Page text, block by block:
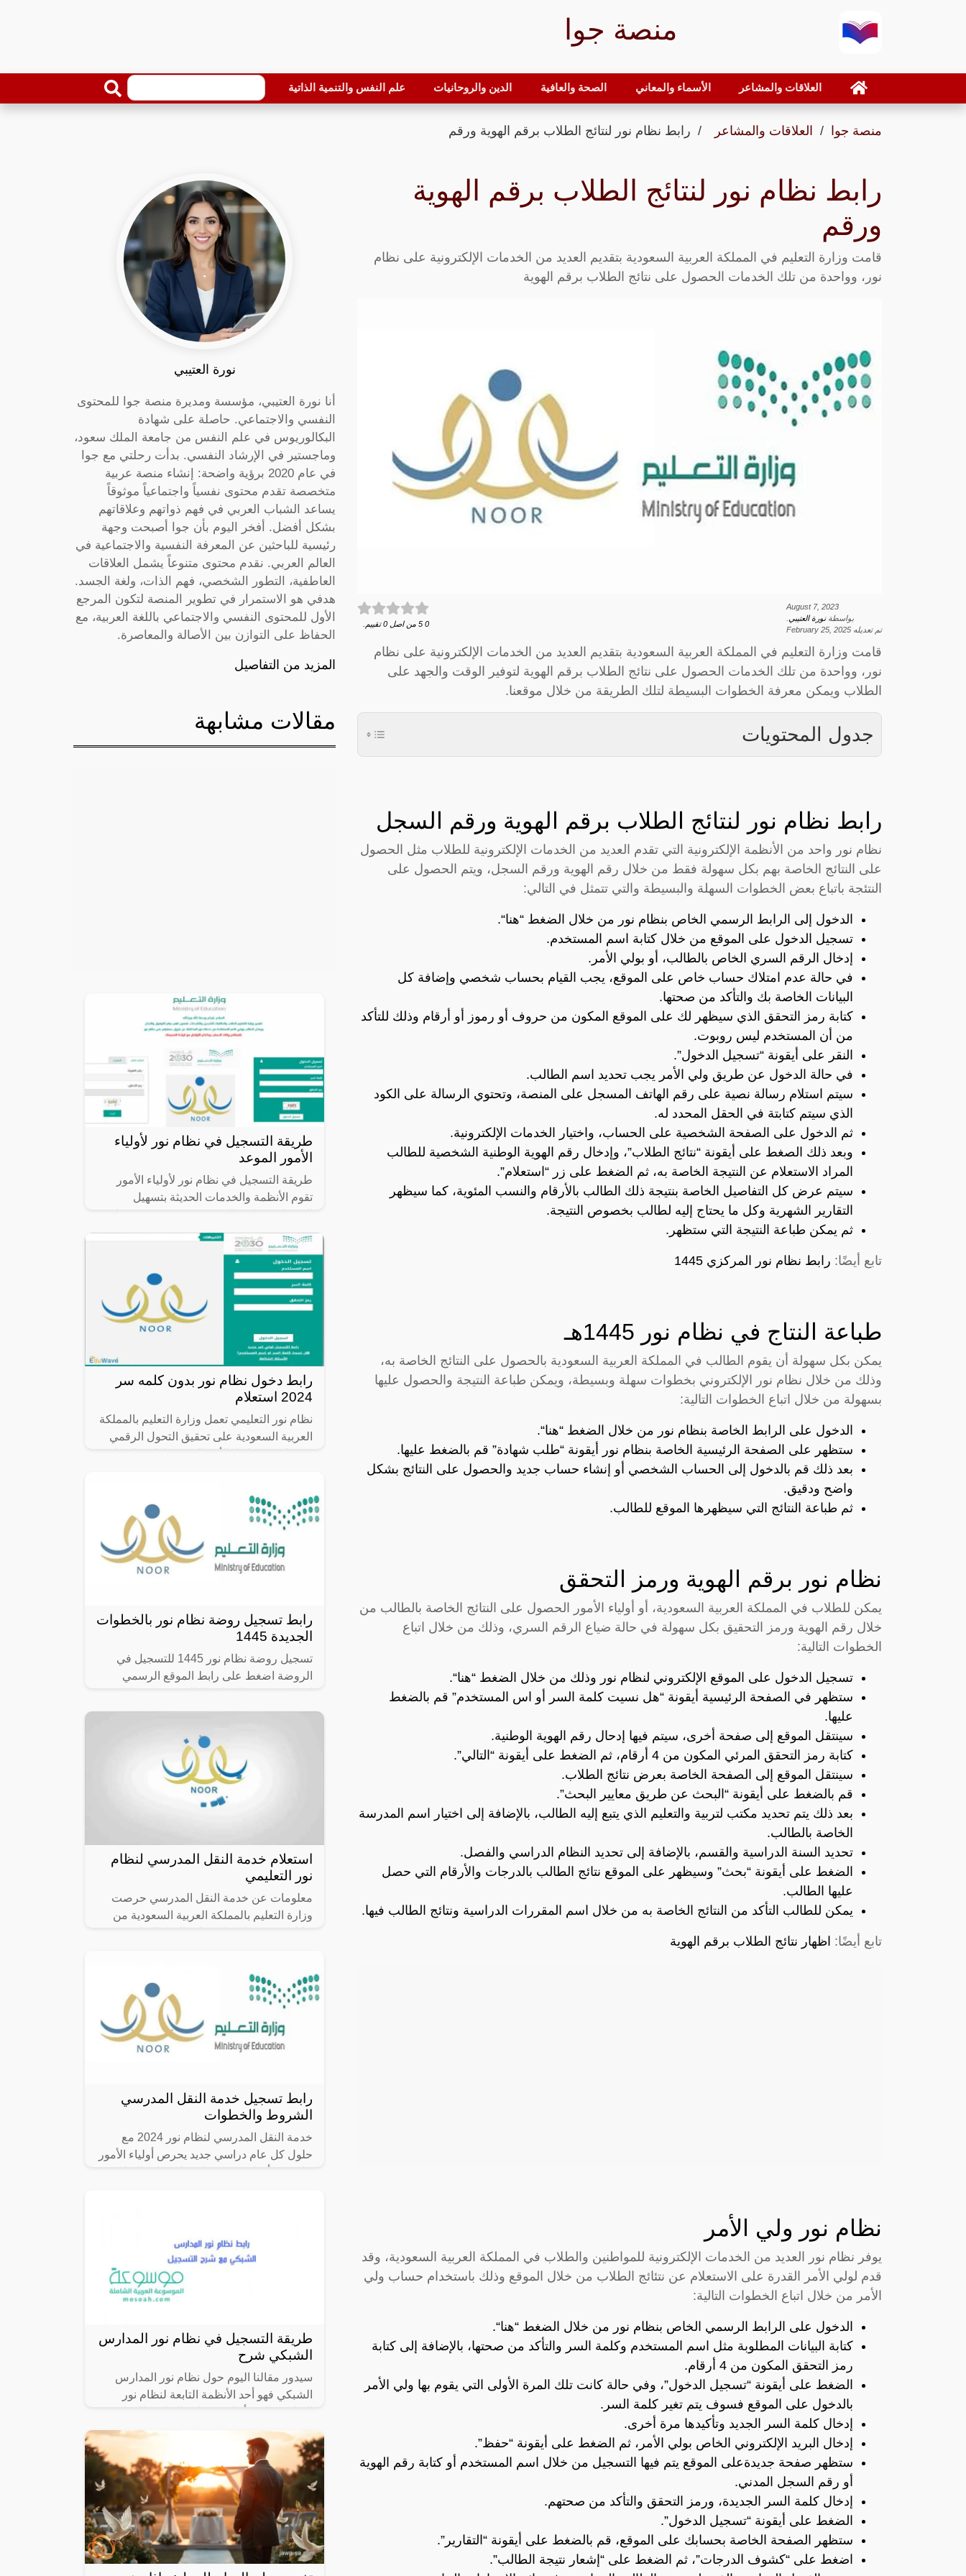
منصة جوا
العلاقات والمشاعر الأسماء والمعاني الصحة والعافية الدين والروحانيات علم النفس والتنمية الذاتية
منصة جوا العلاقات والمشاعر رابط نظام نور لنتائج الطلاب برقم الهوية ورقم
رابط نظام نور لنتائج الطلاب برقم الهوية
ورقم
قامت وزارة التعليم في المملكة العربية السعودية بتقديم العديد من الخدمات الإلكترونية على نظام
نور، وواحدة من تلك الخدمات الحصول على نتائج الطلاب برقم الهوية
August 7, 2023
بواسطةنورة العتيبي
تم تعديله February 25, 2025
0
5 من اصل 0 تقييم.
قامت وزارة التعليم في المملكة العربية السعودية بتقديم العديد من الخدمات الإلكترونية على نظام
نور، وواحدة من تلك الخدمات الحصول على نتائج الطلاب برقم الهوية لتوفير الوقت والجهد على
الطلاب ويمكن معرفة الخطوات البسيطة لتلك الطريقة من خلال موقعنا.
جدول المحتويات
رابط نظام نور لنتائج الطلاب برقم الهوية ورقم السجل
نظام نور واحد من الأنظمة الإلكترونية التي تقدم العديد من الخدمات الإلكترونية للطلاب مثل الحصول
على النتائج الخاصة بهم بكل سهولة فقط من خلال رقم الهوية ورقم السجل، ويتم الحصول على
النتئجة باتباع بعض الخطوات السهلة والبسيطة والتي تتمثل في التالي:
الدخول إلى الرابط الرسمي الخاص بنظام نور من خلال الضغط “هنا“.
تسجيل الدخول على الموقع من خلال كتابة اسم المستخدم.
إدخال الرقم السري الخاص بالطالب، أو بولي الأمر.
في حالة عدم امتلاك حساب خاص على الموقع، يجب القيام بحساب شخصي وإضافة كل
البيانات الخاصة بك والتأكد من صحتها.
كتابة رمز التحقق الذي سيظهر لك على الموقع المكون من حروف أو رموز أو أرقام وذلك للتأكد
من أن المستخدم ليس روبوت.
النقر على أيقونة “تسجيل الدخول”.
في حالة الدخول عن طريق ولي الأمر يجب تحديد اسم الطالب.
سيتم استلام رسالة نصية على رقم الهاتف المسجل على المنصة، وتحتوي الرسالة على الكود
الذي سيتم كتابتة في الحقل المحدد له.
ثم الدخول على الصفحة الشخصية على الحساب، واختيار الخدمات الإلكترونية.
وبعد ذلك الصغط على أيقونة “نتائج الطلاب”، وإدخال رقم الهوية الوطنية الشخصية للطالب
المراد الاستعلام عن النتيجة الخاصة به، ثم الضغط على زر “استعلام”.
سيتم عرض كل التفاصيل الخاصة بنتيجة ذلك الطالب بالأرقام والنسب المئوية، كما سيظهر
التقارير الشهرية وكل ما يحتاج إليه لطالب بخصوص النتيجة.
ثم يمكن طباعة النتيجة التي ستظهر.
تابع أيضًا: رابط نظام نور المركزي 1445
طباعة النتاج في نظام نور 1445هـ
يمكن بكل سهولة أن يقوم الطالب في المملكة العربية السعودية بالحصول على النتائج الخاصة به،
وذلك من خلال نظام نور الإلكتروني بخطوات سهلة وبسيطة، ويمكن طباعة النتيجة والحصول عليها
بسهولة من خلال اتباع الخطوات التالية:
الدخول على الرابط الخاصة بنظام نور من خلال الضغط “هنا“.
ستظهر على الصفحة الرئيسية الخاصة بنظام نور أيقونة “طلب شهادة” قم بالضغط عليها.
بعد ذلك قم بالدخول إلى الحساب الشخصي أو إنشاء حساب جديد والحصول على النتائج بشكل
واضح ودقيق.
ثم طباعة النتائج التي سيظهرها الموقع للطالب.
نظام نور برقم الهوية ورمز التحقق
يمكن للطلاب في المملكة العربية السعودية، أو أولياء الأمور الحصول على النتائج الخاصة بالطالب من
خلال رقم الهوية ورمز التحقيق بكل سهولة في حالة ضياع الرقم السري، وذلك من خلال اتباع
الخطوات التالية:
تسجيل الدخول على الموقع الإلكتروني لنظام نور وذلك من خلال الضغط “هنا“.
ستظهر في الصفحة الرئيسية أيقونة “هل نسيت كلمة السر أو اس المستخدم” قم بالضغط
عليها.
سينتقل الموقع إلى صفحة أخرى، سيتم فيها إدحال رقم الهوية الوطنية.
كتابة رمز التحقق المرئي المكون من 4 أرقام، ثم الضغط على أيقونة “التالي”.
سينتقل الموقع إلى الصفحة الخاصة بعرض نتائج الطلاب.
قم بالضغط على أيقونة “البحث عن طريق معايير البحث”.
بعد ذلك يتم تحديد مكتب لتربية والتعليم الذي يتبع إليه الطالب، بالإضافة إلى اختيار اسم المدرسة
الخاصة بالطالب.
تحديد السنة الدراسية والقسم، بالإضافة إلى تحديد النظام الدراسي والفصل.
الضغط على أيقونة “بحث” وسيظهر على الموقع نتائج الطالب بالدرجات والأرقام التي حصل
عليها الطالب.
يمكن للطالب التأكد من النتائج الخاصة به من خلال اسم المقررات الدراسية ونتائج الطالب فيها.
تابع أيضًا: اظهار نتائج الطلاب برقم الهوية
نظام نور ولي الأمر
يوفر نظام نور العديد من الخدمات الإلكترونية للمواطنين والطلاب في المملكة العربية السعودية، وقد
قدم لولي الأمر القدرة على الاستعلام عن نتئائج الطلاب من خلال الموقع وذلك باستخدام حساب ولي
الأمر من خلال اتباع الخطوات التالية:
الدخول على الرابط الرسمي الخاص بنظام نور من خلال الضغط “هنا“.
كتابة البيانات المطلوبة مثل اسم المستخدم وكلمة السر والتأكد من صحتها، بالإضافة إلى كتابة
رمز التحقق المكون من 4 أرقام.
الضغط على أيقونة “تسجيل الدخول”، وفي حالة كانت تلك المرة الأولى التي يقوم بها ولي الأمر
بالدخول على الموقع فسوف يتم تغير كلمة السر.
إدخال كلمة السر الجديد وتأكيدها مرة أخرى.
إدخال البريد الإلكتروني الخاص بولي الأمر، ثم الضغط على أيقونة “حفظ”.
ستظهر صفحة جديدةعلى الموقع يتم فيها التسجيل من خلال اسم المستخدم أو كتابة رقم الهوية
أو رقم السجل المدني.
إدخال كلمة السر الجديدة، ورمز التحقق والتأكد من صحتهم.
الضغط على أيقونة “تسجيل الدخول”.
ستظهر الصفحة الخاصة بحسابك على الموقع، قم بالضغط على أيقونة “التقارير”.
اضغط على “كشوف الدرجات”، ثم الضغط على “إشعار نتيجة الطالب”.
نورة العتيبي
أنا نورة العتيبي، مؤسسة ومديرة منصة جوا للمحتوى
النفسي والاجتماعي. حاصلة على شهادة
البكالوريوس في علم النفس من جامعة الملك سعود،
وماجستير في الإرشاد النفسي. بدأت رحلتي مع جوا
في عام 2020 برؤية واضحة: إنشاء منصة عربية
متخصصة تقدم محتوى نفسياً واجتماعياً موثوقاً
يساعد الشباب العربي في فهم ذواتهم وعلاقاتهم
بشكل أفضل. أفخر اليوم بأن جوا أصبحت وجهة
رئيسية للباحثين عن المعرفة النفسية والاجتماعية في
العالم العربي. نقدم محتوى متنوعاً يشمل العلاقات
العاطفية، التطور الشخصي، فهم الذات، ولغة الجسد.
هدفي هو الاستمرار في تطوير المنصة لتكون المرجع
الأول للمحتوى النفسي والاجتماعي باللغة العربية، مع
الحفاظ على التوازن بين الأصالة والمعاصرة.
المزيد من التفاصيل
مقالات مشابهة
طريقة التسجيل في نظام نور لأولياء
الأمور الموعد
طريقة التسجيل في نظام نور لأولياء الأمور
تقوم الأنظمة والخدمات الحديثة بتسهيل
المقال على طريقة التسجيل في نظام نور
رابط دخول نظام نور بدون كلمه سر
2024 استعلام
نظام نور التعليمي تعمل وزارة التعليم بالمملكة
العربية السعودية على تحقيق التحول الرقمي
رابط تسجيل روضة نظام نور بالخطوات
الجديدة 1445
تسجيل روضة نظام نور 1445 للتسجيل في
الروضة اضغط على رابط الموقع الرسمي
تسجيل الدخول حيث تضغط على خيار “رابط
استعلام خدمة النقل المدرسي لنظام
نور التعليمي
معلومات عن خدمة النقل المدرسي حرصت
وزارة التعليم بالمملكة العربية السعودية من
رابط تسجيل خدمة النقل المدرسي
الشروط والخطوات
خدمة النقل المدرسي لنظام نور 2024 مع
حلول كل عام دراسي جديد يحرص أولياء الأمور
طريقة التسجيل في نظام نور المدارس
الشبكي شرح
سيدور مقالنا اليوم حول نظام نور المدارس
الشبكي فهو أحد الأنظمة التابعة لنظام نور
العربية السعودية بهدف تيسير عملية